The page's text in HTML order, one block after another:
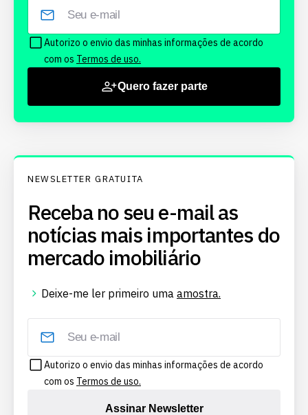
Autorizo o envio das minhas informações de acordo
com os Termos de uso.
Quero fazer parte
NEWSLETTER GRATUITA
Receba no seu e-mail as
notícias mais importantes do
mercado imobiliário
Deixe-me ler primeiro uma amostra.
Autorizo o envio das minhas informações de acordo
com os Termos de uso.
Assinar Newsletter